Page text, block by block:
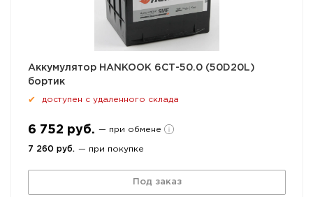
Аккумулятор HANKOOK 6СТ-50.0 (50D20L)
бортик
✔ доступен с удаленного склада
6 752 руб. — при обмене
7 260 руб. — при покупке
Под заказ